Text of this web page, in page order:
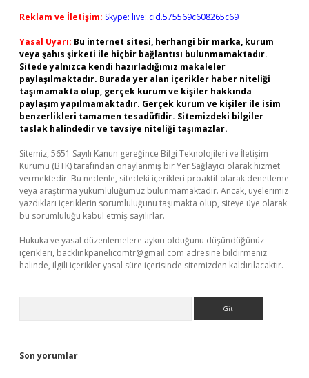
Reklam ve İletişim: Skype: live:.cid.575569c608265c69
Yasal Uyarı: Bu internet sitesi, herhangi bir marka, kurum
veya şahıs şirketi ile hiçbir bağlantısı bulunmamaktadır.
Sitede yalnızca kendi hazırladığımız makaleler
paylaşılmaktadır. Burada yer alan içerikler haber niteliği
taşımamakta olup, gerçek kurum ve kişiler hakkında
paylaşım yapılmamaktadır. Gerçek kurum ve kişiler ile isim
benzerlikleri tamamen tesadüfidir. Sitemizdeki bilgiler
taslak halindedir ve tavsiye niteliği taşımazlar.
Sitemiz, 5651 Sayılı Kanun gereğince Bilgi Teknolojileri ve İletişim
Kurumu (BTK) tarafından onaylanmış bir Yer Sağlayıcı olarak hizmet
vermektedir. Bu nedenle, sitedeki içerikleri proaktif olarak denetleme
veya araştırma yükümlülüğümüz bulunmamaktadır. Ancak, üyelerimiz
yazdıkları içeriklerin sorumluluğunu taşımakta olup, siteye üye olarak
bu sorumluluğu kabul etmiş sayılırlar.
Hukuka ve yasal düzenlemelere aykırı olduğunu düşündüğünüz
içerikleri, backlinkpanelicomtr@gmail.com adresine bildirmeniz
halinde, ilgili içerikler yasal süre içerisinde sitemizden kaldırılacaktır.
Son yorumlar